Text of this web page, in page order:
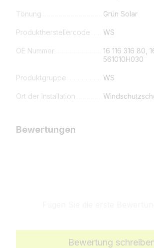
Tönung Grün Solar
Produktherstellercode WS
OE Nummer
16 116 316 80,
561010H030
Produktgruppe WS
Ort der Installation
Bewertungen
Bewertung